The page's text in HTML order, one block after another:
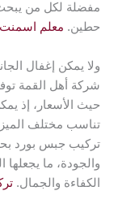
مفضلة لكل من
حطين. معلم اسمنت
ولا يمكن إغفال
شركة أهل القمة
حيث الأسعار، إذ
تناسب مختلف
تركيب جبس بورد
والجودة، ما يجعلها
الكفاءة والجمال.